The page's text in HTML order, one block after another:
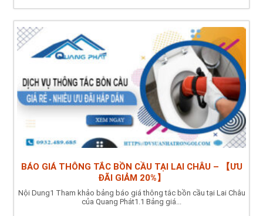
BÁO GIÁ THÔNG TẮC BỒN CẦU TẠI LAI CHÂU – 【ƯU
ĐÃI GIẢM 20%】
Nội Dung1 Tham khảo bảng báo giá thông tắc bồn cầu tại Lai Châu
của Quang Phát1.1 Bảng giá...